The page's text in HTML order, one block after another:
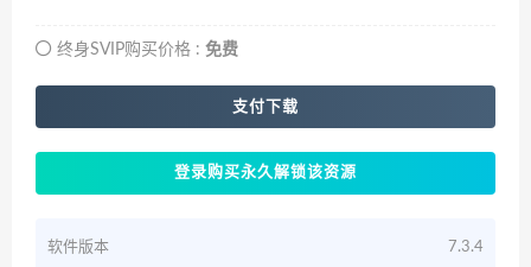
终身SVIP购买价格 : 免费
支付下载
登录购买永久解锁该资源
软件版本 7.3.4